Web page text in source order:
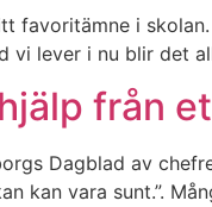
favoritämne i
vi lever i nu blir det
från
Dagblad av
kan vara sunt.”.